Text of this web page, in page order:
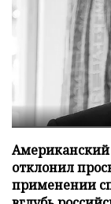
отклонил
применении